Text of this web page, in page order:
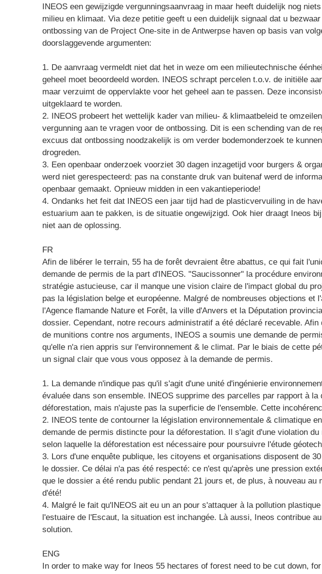
INEOS een gewijzigde vergunningsaanvraag in maar heeft duidelijk nog
milieu en klimaat. Via deze petitie geeft u een duidelijk signaal dat u
ontbossing van de Project One-site in de Antwerpse haven op basis van
doorslaggevende argumenten:
1. De aanvraag vermeldt niet dat het in weze om een milieutechnische
geheel moet beoordeeld worden. INEOS schrapt percelen t.o.v. de initiële
maar verzuimt de oppervlakte voor het geheel aan te passen. Deze
uitgeklaard te worden.
2. INEOS probeert het wettelijk kader van milieu- & klimaatbeleid te
vergunning aan te vragen voor de ontbossing. Dit is een schending van de
excuus dat ontbossing noodzakelijk is om verder bodemonderzoek te
drogreden.
3. Een openbaar onderzoek voorziet 30 dagen inzagetijd voor burgers &
werd niet gerespecteerd: pas na constante druk van buitenaf werd de
openbaar gemaakt. Opnieuw midden in een vakantieperiode!
4. Ondanks het feit dat INEOS een jaar tijd had de plasticvervuiling in de
estuarium aan te pakken, is de situatie ongewijzigd. Ook hier draagt Ineos
niet aan de oplossing.
FR
Afin de libérer le terrain, 55 ha de forêt devraient être abattus, ce qui fait
demande de permis de la part d'INEOS. "Saucissonner" la procédure
stratégie astucieuse, car il manque une vision claire de l'impact global du
pas la législation belge et européenne. Malgré de nombreuses objections et
l'Agence flamande Nature et Forêt, la ville d'Anvers et la Députation
dossier. Cependant, notre recours administratif a été déclaré recevable. Afin
de munitions contre nos arguments, INEOS a soumis une demande de
qu'elle n'a rien appris sur l'environnement & le climat. Par le biais de cette
un signal clair que vous vous opposez à la demande de permis.
1. La demande n'indique pas qu'il s'agit d'une unité d'ingénierie
évaluée dans son ensemble. INEOS supprime des parcelles par rapport à la
déforestation, mais n'ajuste pas la superficie de l'ensemble. Cette
2. INEOS tente de contourner la législation environnementale & climatique
demande de permis distincte pour la déforestation. Il s'agit d'une violation
selon laquelle la déforestation est nécessaire pour poursuivre l'étude
3. Lors d'une enquête publique, les citoyens et organisations disposent de
le dossier. Ce délai n'a pas été respecté: ce n'est qu'après une pression
que le dossier a été rendu public pendant 21 jours et, de plus, à nouveau au
d'été!
4. Malgré le fait qu'INEOS ait eu un an pour s'attaquer à la pollution
l'estuaire de l'Escaut, la situation est inchangée. Là aussi, Ineos contribue
solution.
ENG
In order to make way for Ineos 55 hectares of forest need to be cut down,